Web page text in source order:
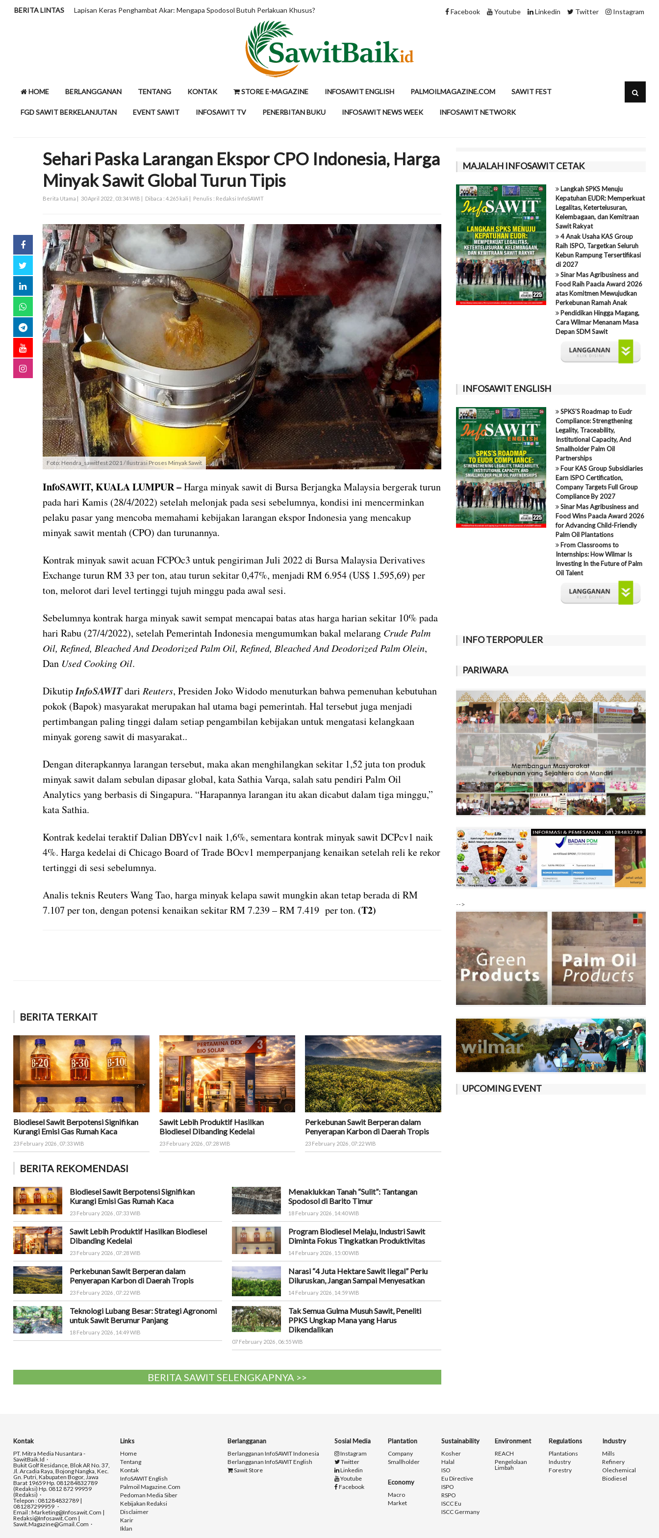
BERITA LINTAS HLIB Tahan Proyeksi CPO di RM4.200 per Ton, Tunggu Kepastian Mandatori B50 Indonesia Minyak Sawit dan Kolesterol, Meluruskan Persepsi dengan
Instagram
Twitter
Linkedin
Youtube
Facebook
HOME BERLANGGANAN TENTANG KONTAK STORE E-MAGAZINE INFOSAWIT ENGLISH PALMOILMAGAZINE.COM SAWIT FEST
FGD SAWIT BERKELANJUTAN EVENT SAWIT INFOSAWIT TV PENERBITAN BUKU INFOSAWIT NEWS WEEK INFOSAWIT NETWORK
Sehari Paska Larangan Ekspor CPO Indonesia, Harga
Minyak Sawit Global Turun Tipis
Berita Utama | 30 April 2022 , 03:34 WIB | Dibaca : 4.265 kali | Penulis : Redaksi InfoSAWIT
Foto: Hendra_sawitfest 2021 / Ilustrasi Proses Minyak Sawit
InfoSAWIT, KUALA LUMPUR –Harga minyak sawit di Bursa Berjangka Malaysia bergerak turun
pada hari Kamis (28/4/2022) setelah melonjak pada sesi sebelumnya, kondisi ini mencerminkan
pelaku pasar yang mencoba memahami kebijakan larangan ekspor Indonesia yang mencakup
minyak sawit mentah (CPO) dan turunannya.
Kontrak minyak sawit acuan FCPOc3 untuk pengiriman Juli 2022 di Bursa Malaysia Derivatives
Exchange turun RM 33 per ton, atau turun sekitar 0,47%, menjadi RM 6.954 (US$ 1.595,69) per
ton, melorot dari level tertinggi tujuh minggu pada awal sesi.
Sebelumnya kontrak harga minyak sawit sempat mencapai batas atas harga harian sekitar 10% pada
hari Rabu (27/4/2022), setelah Pemerintah Indonesia mengumumkan bakal melarang Crude Palm
Oil, Refined, Bleached And Deodorized Palm Oil, Refined, Bleached And Deodorized Palm Olein,
Dan Used Cooking Oil.
DikutipInfoSAWITdari Reuters, Presiden Joko Widodo menuturkan bahwa pemenuhan kebutuhan
pokok (Bapok) masyarakat merupakan hal utama bagi pemerintah. Hal tersebut juga menjadi
pertimbangan paling tinggi dalam setiap pengambilan kebijakan untuk mengatasi kelangkaan
minyak goreng sawit di masyarakat..
Dengan diterapkannya larangan tersebut, maka akan menghilangkan sekitar 1,52 juta ton produk
minyak sawit dalam sebulan dipasar global, kata Sathia Varqa, salah satu pendiri Palm Oil
Analytics yang berbasis di Singapura. “Harapannya larangan itu akan dicabut dalam tiga minggu,”
kata Sathia.
Kontrak kedelai teraktif Dalian DBYcv1 naik 1,6%, sementara kontrak minyak sawit DCPcv1 naik
4%. Harga kedelai di Chicago Board of Trade BOcv1 memperpanjang kenaikan setelah reli ke rekor
tertinggi di sesi sebelumnya.
Analis teknis Reuters Wang Tao, harga minyak kelapa sawit mungkin akan tetap berada di RM
7.107 per ton, dengan potensi kenaikan sekitar RM 7.239 – RM 7.419 per ton. (T2)
BERITA TERKAIT
Biodiesel Sawit Berpotensi Signifikan
Kurangi Emisi Gas Rumah Kaca
23 February 2026 , 07:33 WIB
Sawit Lebih Produktif Hasilkan
Biodiesel Dibanding Kedelai
23 February 2026 , 07:28 WIB
Perkebunan Sawit Berperan dalam
Penyerapan Karbon di Daerah Tropis
23 February 2026 , 07:22 WIB
BERITA REKOMENDASI
Biodiesel Sawit Berpotensi Signifikan
Kurangi Emisi Gas Rumah Kaca
23 February 2026 , 07:33 WIB
Sawit Lebih Produktif Hasilkan Biodiesel
Dibanding Kedelai
23 February 2026 , 07:28 WIB
Perkebunan Sawit Berperan dalam
Penyerapan Karbon di Daerah Tropis
23 February 2026 , 07:22 WIB
Teknologi Lubang Besar: Strategi Agronomi
untuk Sawit Berumur Panjang
18 February 2026 , 14:49 WIB
Menaklukkan Tanah “Sulit”: Tantangan
Spodosol di Barito Timur
18 February 2026 , 14:40 WIB
Program Biodiesel Melaju, Industri Sawit
Diminta Fokus Tingkatkan Produktivitas
14 February 2026 , 15:00 WIB
Narasi “4 Juta Hektare Sawit Ilegal” Perlu
Diluruskan, Jangan Sampai Menyesatkan
14 February 2026 , 14:59 WIB
Tak Semua Gulma Musuh Sawit, Peneliti
PPKS Ungkap Mana yang Harus
Dikendalikan
07 February 2026 , 06:55 WIB
BERITA SAWIT SELENGKAPNYA >>
MAJALAH INFOSAWIT CETAK
Langkah SPKS Menuju
Kepatuhan EUDR: Memperkuat
Legalitas, Ketertelusuran,
Kelembagaan, dan Kemitraan
Sawit Rakyat
4 Anak Usaha KAS Group
Raih ISPO, Targetkan Seluruh
Kebun Rampung Tersertifikasi
di 2027
Sinar Mas Agribusiness and
Food Raih Paacla Award 2026
atas Komitmen Mewujudkan
Perkebunan Ramah Anak
Pendidikan Hingga Magang,
Cara Wilmar Menanam Masa
Depan SDM Sawit
INFOSAWIT ENGLISH
SPKS’S Roadmap to Eudr
Compliance: Strengthening
Legality, Traceability,
Institutional Capacity, And
Smallholder Palm Oil
Partnerships
Four KAS Group Subsidiaries
Earn ISPO Certification,
Company Targets Full Group
Compliance By 2027
Sinar Mas Agribusiness and
Food Wins Paacla Award 2026
for Advancing Child-Friendly
Palm Oil Plantations
From Classrooms to
Internships: How Wilmar Is
Investing In the Future of Palm
Oil Talent
INFO TERPOPULER
PARIWARA
-->
UPCOMING EVENT
Kontak
PT. Mitra Media Nusantara -
SawitBaik.id
Bukit Golf Residance, Blok AR No. 37,
Jl. Arcadia Raya, Bojong Nangka, Kec.
Gn. Putri, Kabupaten Bogor, Jawa
Barat 19659 Hp. 081284832789
(Redaksi) Hp. 0812 872 99959
(Redaksi)
Telepon : 081284832789 |
081287299959
Email : Marketing@infosawit.com |
Redaksi@infosawit.com |
Sawit.magazine@gmail.com
Links
Home
Tentang
Kontak
InfoSAWIT English
Palmoil Magazine.com
Pedoman Media Siber
Kebijakan Redaksi
Disclaimer
Karir
Iklan
Berlangganan
Berlangganan InfoSAWIT Indonesia
Berlangganan InfoSAWIT English
Sawit Store
Sosial Media
Instagram
Twitter
Linkedin
Youtube
Facebook
Plantation
Company
Smallholder
Economy
Macro
Market
Sustainability
Kosher
Halal
ISO
Eu Directive
ISPO
RSPO
ISCC Eu
ISCC Germany
Environment
REACH
Pengelolaan
Limbah
Regulations
Plantations
Industry
Forestry
Industry
Mills
Refinery
Olechemical
Biodiesel